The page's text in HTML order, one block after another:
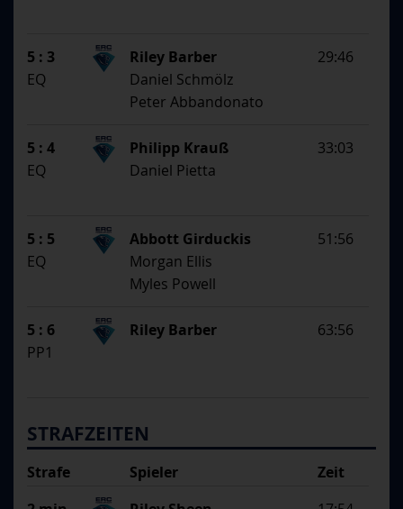
5 : 3 29:46
Riley Barber
Daniel Schmölz
Peter Abbandonato
EQ
5 : 4 33:03
Philipp Krauß
Daniel Pietta
EQ
5 : 5 51:56
Abbott Girduckis
Morgan Ellis
Myles Powell
EQ
5 : 6 63:56
Riley Barber
PP1
STRAFZEITEN
Strafe Zeit
Spieler